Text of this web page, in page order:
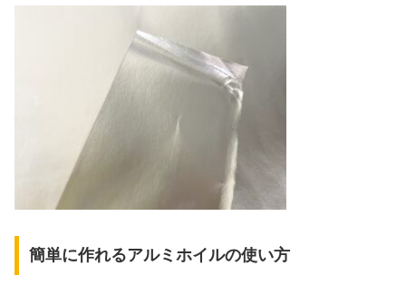
簡単に作れるアルミホイルの使い方